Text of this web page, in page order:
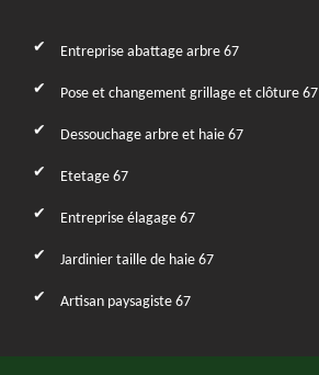
Entreprise abattage arbre 67
Pose et changement grillage et clôture 67
Dessouchage arbre et haie 67
Etetage 67
Entreprise élagage 67
Jardinier taille de haie 67
Artisan paysagiste 67